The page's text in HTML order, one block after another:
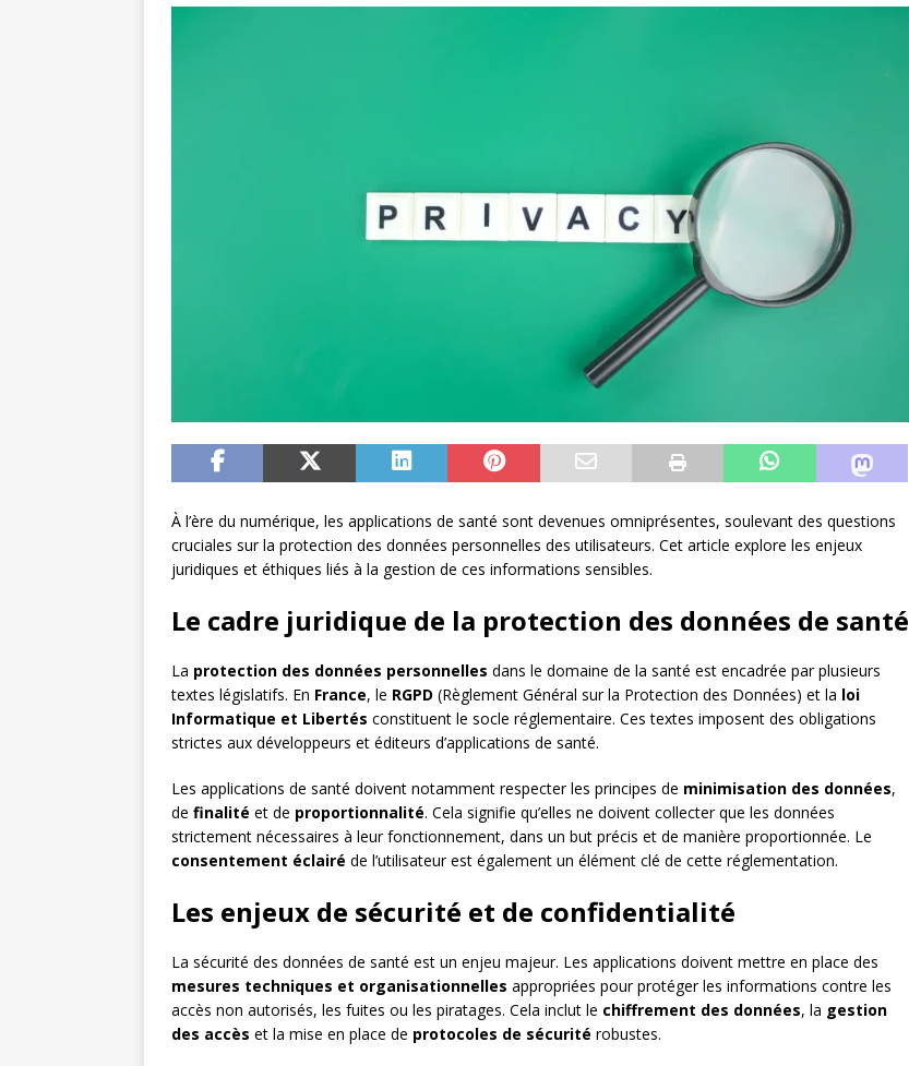
À l’ère du numérique, les applications de santé sont devenues omniprésentes, soulevant des questions
cruciales sur la protection des données personnelles des utilisateurs. Cet article explore les enjeux
juridiques et éthiques liés à la gestion de ces informations sensibles.
Le cadre juridique de la protection des données de santé
La protection des données personnelles dans le domaine de la santé est encadrée par plusieurs
textes législatifs. En France, le RGPD (Règlement Général sur la Protection des Données) et la loi
Informatique et Libertés constituent le socle réglementaire. Ces textes imposent des obligations
strictes aux développeurs et éditeurs d’applications de santé.
Les applications de santé doivent notamment respecter les principes de minimisation des données,
de finalité et de proportionnalité. Cela signifie qu’elles ne doivent collecter que les données
strictement nécessaires à leur fonctionnement, dans un but précis et de manière proportionnée. Le
consentement éclairé de l’utilisateur est également un élément clé de cette réglementation.
Les enjeux de sécurité et de confidentialité
La sécurité des données de santé est un enjeu majeur. Les applications doivent mettre en place des
mesures techniques et organisationnelles appropriées pour protéger les informations contre les
accès non autorisés, les fuites ou les piratages. Cela inclut le chiffrement des données, la gestion
des accès et la mise en place de protocoles de sécurité robustes.